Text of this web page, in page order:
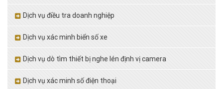
Dịch vụ điều tra doanh nghiệp
Dịch vụ xác minh biển số xe
Dịch vụ dò tìm thiết bị nghe lén định vị camera
Dịch vụ xác minh số điện thoại